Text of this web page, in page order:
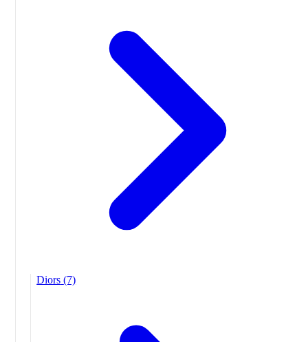
Diors (7)